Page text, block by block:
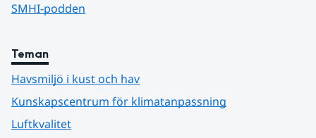
SMHI-podden
Teman
Havsmiljö i kust och hav
Kunskapscentrum för klimatanpassning
Luftkvalitet